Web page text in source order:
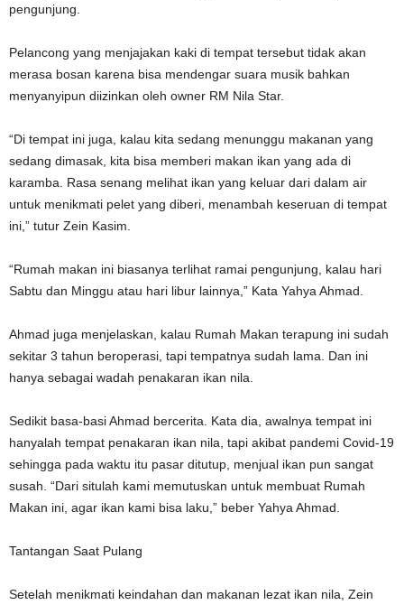
pengunjung.
Pelancong yang menjajakan kaki di tempat tersebut tidak akan
merasa bosan karena bisa mendengar suara musik bahkan
menyanyipun diizinkan oleh owner RM Nila Star.
“Di tempat ini juga, kalau kita sedang menunggu makanan yang
sedang dimasak, kita bisa memberi makan ikan yang ada di
karamba. Rasa senang melihat ikan yang keluar dari dalam air
untuk menikmati pelet yang diberi, menambah keseruan di tempat
ini,” tutur Zein Kasim.
“Rumah makan ini biasanya terlihat ramai pengunjung, kalau hari
Sabtu dan Minggu atau hari libur lainnya,” Kata Yahya Ahmad.
Ahmad juga menjelaskan, kalau Rumah Makan terapung ini sudah
sekitar 3 tahun beroperasi, tapi tempatnya sudah lama. Dan ini
hanya sebagai wadah penakaran ikan nila.
Sedikit basa-basi Ahmad bercerita. Kata dia, awalnya tempat ini
hanyalah tempat penakaran ikan nila, tapi akibat pandemi Covid-19
sehingga pada waktu itu pasar ditutup, menjual ikan pun sangat
susah. “Dari situlah kami memutuskan untuk membuat Rumah
Makan ini, agar ikan kami bisa laku,” beber Yahya Ahmad.
Tantangan Saat Pulang
Setelah menikmati keindahan dan makanan lezat ikan nila, Zein